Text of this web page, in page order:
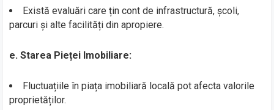
Există evaluări care țin cont de infrastructură, școli,
parcuri și alte facilități din apropiere.
e. Starea Pieței Imobiliare:
Fluctuațiile în piața imobiliară locală pot afecta valorile
proprietăților.